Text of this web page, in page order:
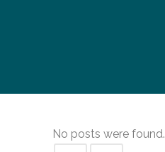
No posts were found.